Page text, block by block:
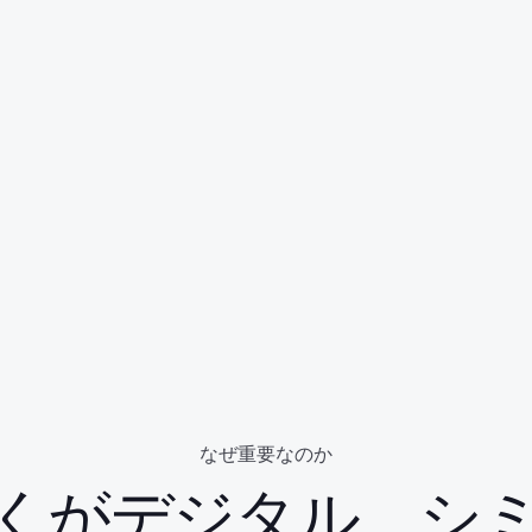
なぜ重要なのか
がデジタル、シ